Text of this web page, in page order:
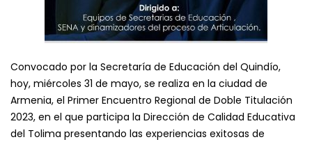
Convocado por la Secretaría de Educación del Quindío,
hoy, miércoles 31 de mayo, se realiza en la ciudad de
Armenia, el Primer Encuentro Regional de Doble Titulación
2023, en el que participa la Dirección de Calidad Educativa
del Tolima presentando las experiencias exitosas de